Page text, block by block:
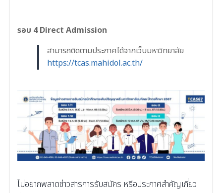
รอบ 4 Direct Admission
สามารถติดตามประกาศได้จากเว็บมหาวิทยาลัย
https://tcas.mahidol.ac.th/
ไม่อยากพลาดข่าวสารการรับสมัคร หรือประกาศสำคัญเกี่ยว